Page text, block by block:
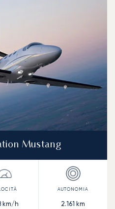
Mustang
km/h 2.161 km